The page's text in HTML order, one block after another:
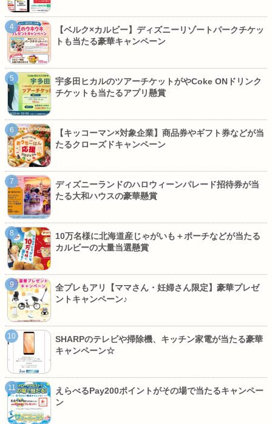
【ベルク×カルビー】ディズニーリゾートパークチケッ
トも当たる豪華キャンペーン
宇多田ヒカルのツアーチケットがやCoke ONドリンク
チケットも当たるアプリ懸賞
【キッコーマン×対象企業】商品券やギフト券などが当
たるクローズドキャンペーン
ディズニーランドのハロウィーンパレード招待券が当
たる大和ハウスの豪華懸賞
10万名様に北海道産じゃがいも＋ポーチなどが当たる
カルビーの大量当選懸賞
全プレもアリ【ママさん・妊婦さん限定】豪華プレゼ
ントキャンペーン♪
SHARPのテレビや掃除機、キッチン家電が当たる豪華
キャンペーン☆
えらべるPay200ポイントがその場で当たるキャンペー
ン